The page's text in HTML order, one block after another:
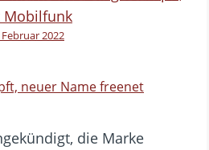
Februar 2022
neuer Name freenet
die Marke